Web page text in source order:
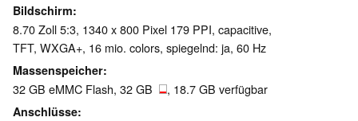
Bildschirm
8.70 Zoll 5:3, 1340 x 800 Pixel 179 PPI, capacitive,
TFT, WXGA+, 16 mio. colors, spiegelnd: ja, 60 Hz
Massenspeicher
32 GB eMMC Flash, 32 GB , 18.7 GB verfügbar
Anschlüsse